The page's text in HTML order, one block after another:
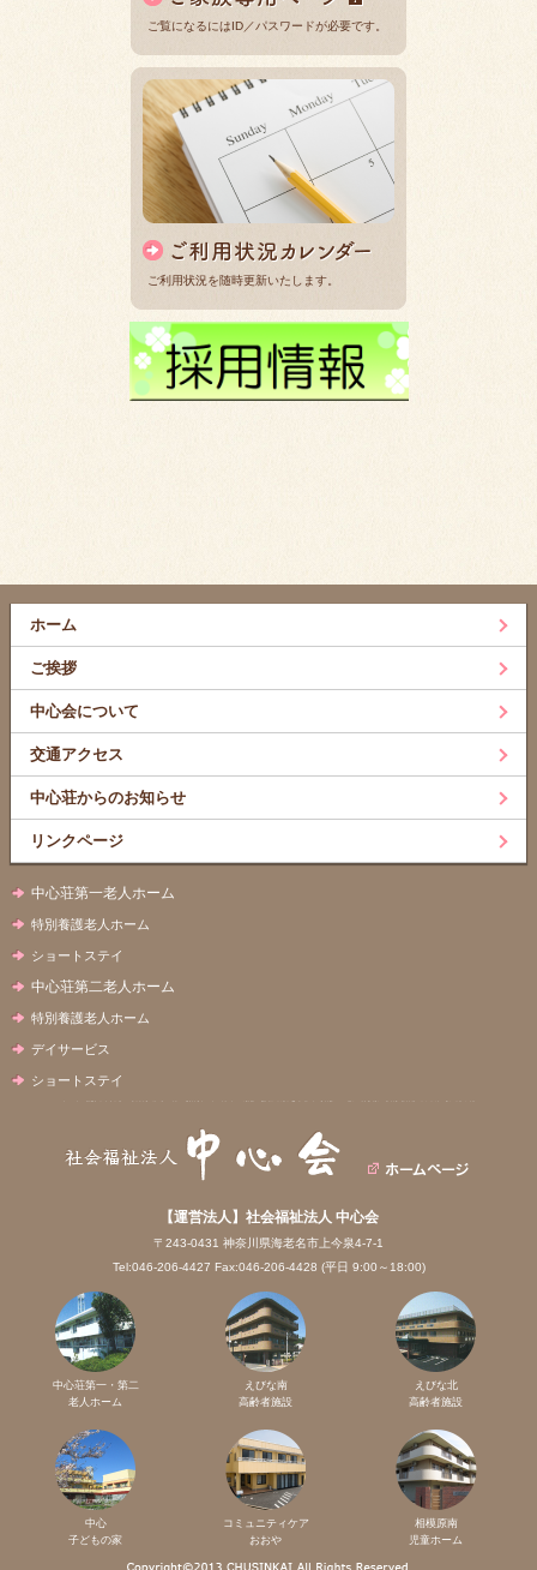
ご覧になるにはID／パスワードが必要です。
ご利用状況を随時更新いたします。
ホーム
ご挨拶
中心会について
交通アクセス
中心荘からのお知らせ
リンクページ
中心荘第一老人ホーム
特別養護老人ホーム
ショートステイ
中心荘第二老人ホーム
特別養護老人ホーム
デイサービス
ショートステイ
【運営法人】社会福祉法人 中心会
〒243-0431 神奈川県海老名市上今泉4-7-1
Tel:046-206-4427 Fax:046-206-4428 (平日 9:00～18:00)
中心荘第一・第二
老人ホーム
えびな南
高齢者施設
えびな北
高齢者施設
中心
子どもの家
コミュニティケア
おおや
相模原南
児童ホーム